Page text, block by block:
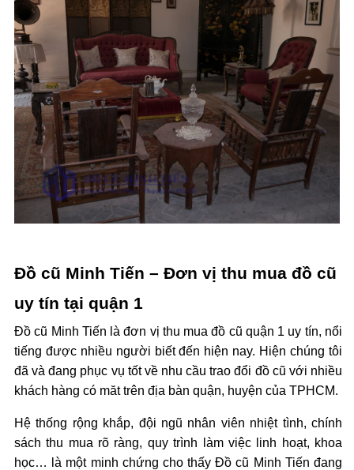
Đồ cũ Minh Tiến – Đơn vị thu mua đồ cũ
uy tín tại quận 1
Đồ cũ Minh Tiến là đơn vị thu mua đồ cũ quận 1 uy tín, nổi
tiếng được nhiều người biết đến hiện nay. Hiện chúng tôi
đã và đang phục vụ tốt về nhu cầu trao đổi đồ cũ với nhiều
khách hàng có măt trên địa bàn quận, huyện của TPHCM.
Hệ thống rộng khắp, đội ngũ nhân viên nhiệt tình, chính
sách thu mua rõ ràng, quy trình làm việc linh hoạt, khoa
học… là một minh chứng cho thấy Đồ cũ Minh Tiến đang